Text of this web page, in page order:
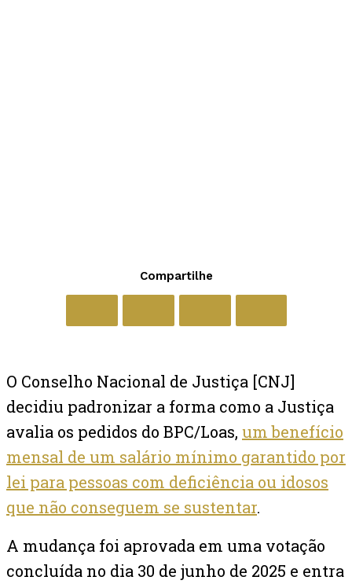
Compartilhe
O Conselho Nacional de Justiça [CNJ]
decidiu padronizar a forma como a Justiça
avalia os pedidos do BPC/Loas, um benefício
mensal de um salário mínimo garantido por
lei para pessoas com deficiência ou idosos
que não conseguem se sustentar.
A mudança foi aprovada em uma votação
concluída no dia 30 de junho de 2025 e entra